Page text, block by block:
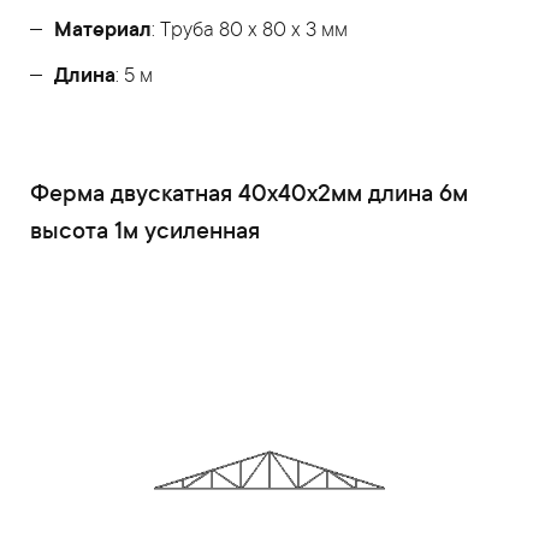
Материал: Труба 80 x 80 x 3 мм
Длина: 5 м
Ферма двускатная 40x40x2мм длина 6м
высота 1м усиленная